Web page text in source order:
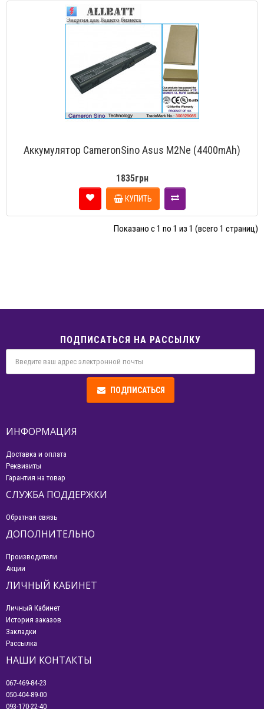
Аккумулятор CameronSino Asus M2Ne (4400mAh)
1835грн
КУПИТЬ
Показано с 1 по 1 из 1 (всего 1 страниц)
ПОДПИСАТЬСЯ НА РАССЫЛКУ
ПОДПИСАТЬСЯ
ИНФОРМАЦИЯ
Доставка и оплата
Реквизиты
Гарантия на товар
СЛУЖБА ПОДДЕРЖКИ
Обратная связь
ДОПОЛНИТЕЛЬНО
Производители
Акции
ЛИЧНЫЙ КАБИНЕТ
Личный Кабинет
История заказов
Закладки
Рассылка
НАШИ КОНТАКТЫ
067-469-84-23
050-404-89-00
093-170-22-40